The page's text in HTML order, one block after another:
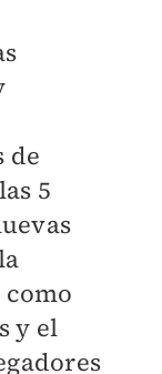
de
5
y el